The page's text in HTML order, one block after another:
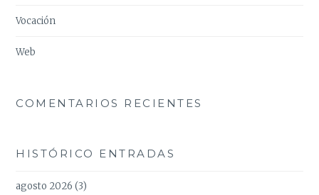
Vocación
Web
COMENTARIOS RECIENTES
HISTÓRICO ENTRADAS
agosto 2026 (3)